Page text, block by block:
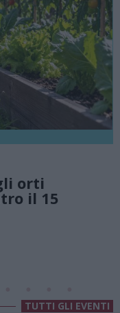
18 Luglio 2026 - 15
natura e
Lago di
TUTTI GLI EVENTI